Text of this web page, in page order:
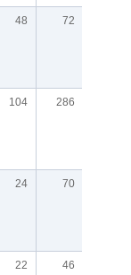
48 72
104 286
24 70
22 46